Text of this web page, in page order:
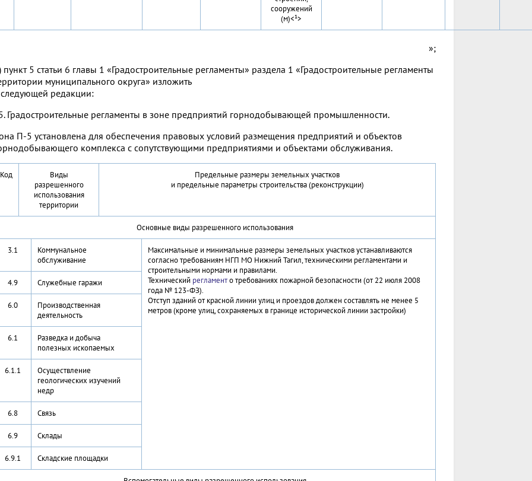
сооружений
(м)<¹>
»;
пункт 5 статьи 6 главы 1 «Градостроительные регламенты» раздела 1 «Градостроительные регламенты
муниципального округа» изложить
редакции:
Градостроительные регламенты в зоне предприятий горнодобывающей промышленности.
П-5 установлена для обеспечения правовых условий размещения предприятий и объектов
комплекса с сопутствующими предприятиями и объектами обслуживания.
Код
Виды
разрешенного
использования
территории
Предельные размеры земельных участков
и предельные параметры строительства (реконструкции)
Основные виды разрешенного использования
3.1
Коммунальное
обслуживание
Максимальные и минимальные размеры земельных участков устанавливаются
согласно требованиям НГП МО Нижний Тагил, техническими регламентами и
строительными нормами и правилами.
Технический регламенто требованиях пожарной безопасности (от 22 июля 2008
года № 123-ФЗ).
Отступ зданий от красной линии улиц и проездов должен составлять не менее 5
метров (кроме улиц, сохраняемых в границе исторической линии застройки)
4.9 Служебные гаражи
6.0
Производственная
деятельность
6.1
Разведка и добыча
полезных ископаемых
6.1.1
Осуществление
геологических изучений
недр
6.8 Связь
6.9 Склады
6.9.1 Складские площадки